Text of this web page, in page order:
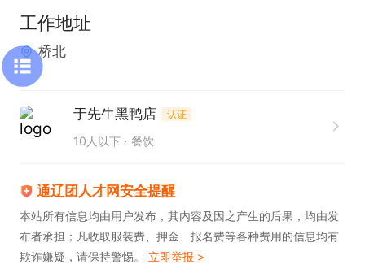
工作地址
桥北
于先生黑鸭店 认证
10人以下 餐饮
通辽团人才网安全提醒
本站所有信息均由用户发布，其内容及因之产生的后果，均由发
布者承担；凡收取服装费、押金、报名费等各种费用的信息均有
欺诈嫌疑，请保持警惕。 立即举报 >